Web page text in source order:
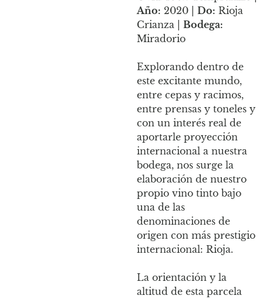
Año: 2020 | Do: Rioja
Crianza | Bodega:
Miradorio
Explorando dentro de
este excitante mundo,
entre cepas y racimos,
entre prensas y toneles y
con un interés real de
aportarle proyección
internacional a nuestra
bodega, nos surge la
elaboración de nuestro
propio vino tinto bajo
una de las
denominaciones de
origen con más prestigio
internacional: Rioja.
La orientación y la
altitud de esta parcela